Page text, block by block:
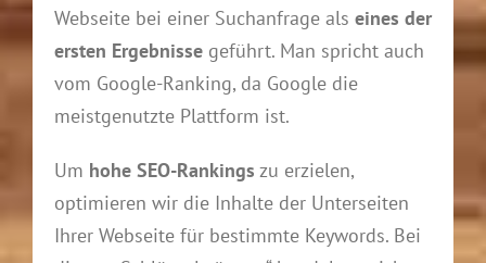
Webseite bei einer Suchanfrage als eines der
ersten Ergebnissegeführt. Man spricht auch
vom Google-Ranking, da Google die
meistgenutzte Plattform ist.
Um hohe SEO-Rankings zu erzielen,
optimieren wir die Inhalte der Unterseiten
Ihrer Webseite für bestimmte Keywords. Bei